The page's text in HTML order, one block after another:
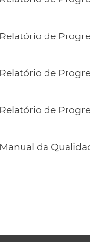
Relatório de
Relatório de
Relatório de
Manual da